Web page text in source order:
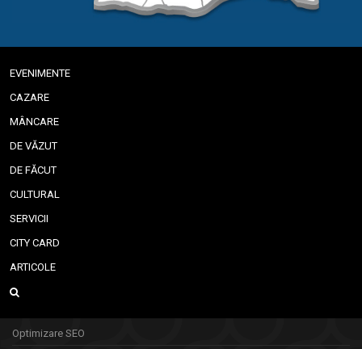
EVENIMENTE
CAZARE
MÂNCARE
DE VĂZUT
DE FĂCUT
CULTURAL
SERVICII
CITY CARD
ARTICOLE
Optimizare SEO